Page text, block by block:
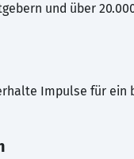
und über
Impulse für ein